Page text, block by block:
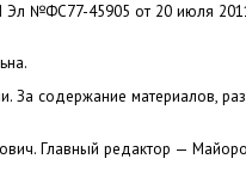
Эл №ФС77-45905 от 20
содержание материалов,
Главный редактор —